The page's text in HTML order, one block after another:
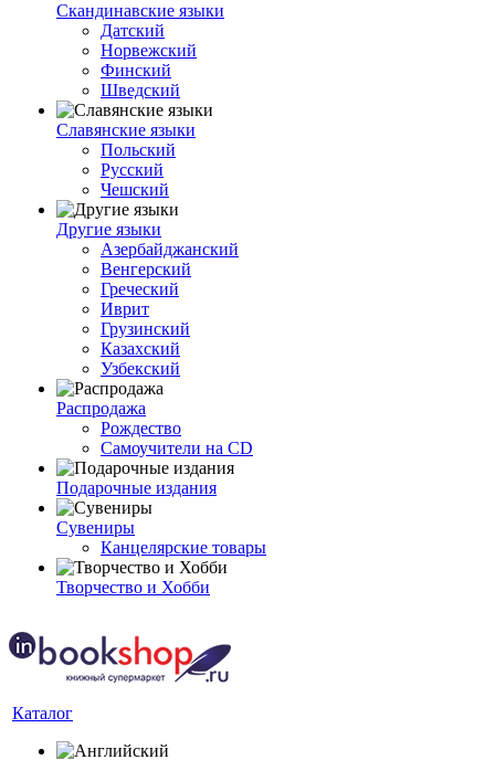
Скандинавские языки
Датский
Норвежский
Финский
Шведский
Славянские языки
Польский
Русский
Чешский
Другие языки
Азербайджанский
Венгерский
Греческий
Иврит
Грузинский
Казахский
Узбекский
Распродажа
Рождество
Самоучители на CD
Подарочные издания
Сувениры
Канцелярские товары
Творчество и Хобби
Каталог